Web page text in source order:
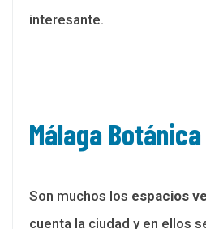
interesante.
Málaga Botánica
Son muchos los espacios
cuenta la ciudad y en ellos